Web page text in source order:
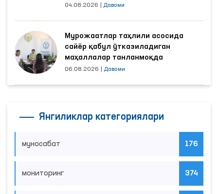
04.08.2026 Давоми
Мурожаатлар таҳлили асосида
сайёр қабул ўтказиладиган
маҳаллалар танланмоқда
06.08.2026 Давоми
Янгиликлар категориялари
муносабат 176
мониторинг 374